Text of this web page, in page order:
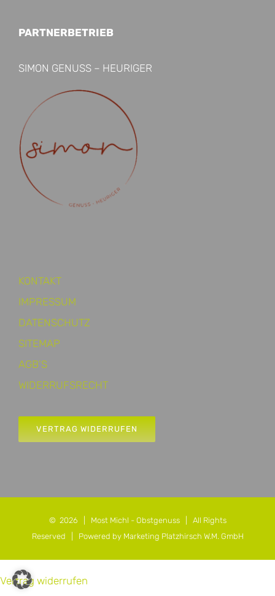
PARTNERBETRIEB
SIMON GENUSS – HEURIGER
KONTAKT
IMPRESSUM
DATENSCHUTZ
SITEMAP
AGB’S
WIDERRUFSRECHT
VERTRAG WIDERRUFEN
© 2026 | Most Michl - Obstgenuss| All Rights
Reserved | Powered by Marketing Platzhirsch W.M. GmbH
Vertrag widerrufen